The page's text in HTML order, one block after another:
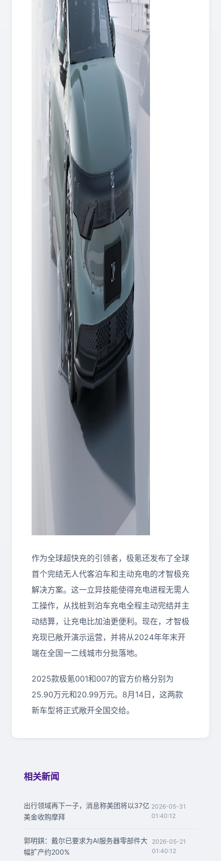
作为全球超快充的引领者，极氪还发布了全球
首个完结无人代客泊车和主动充电的才智极充
解决方案。这一立异技能使得充电进程无需人
工操作，从找桩到泊车充电全程主动完结并主
动结算，让充电比加油更便利。现在，才智极
充现已敞开演示运营，并将从2024年年末开
端在全国一二线城市分批落地。
2025款极氪001和007的官方价格分别为
25.90万元和20.99万元。8月14日，这两款
新车型将正式敞开全国交给。
相关新闻
出行领域再下一子，消息称美团将以37亿
美金收购摩拜
2026-05-31
01:40:12
郭明錤：戴尔已要求为AI服务器零部件大
幅扩产约200%
2026-05-21
01:40:12